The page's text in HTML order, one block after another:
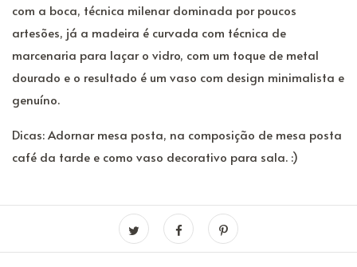
com a boca, técnica milenar dominada por poucos
artesões, já a madeira é curvada com técnica de
marcenaria para laçar o vidro, com um toque de metal
dourado e o resultado é um vaso com design minimalista e
genuíno.
Dicas: Adornar mesa posta, na composição de mesa posta
café da tarde e como vaso decorativo para sala. :)